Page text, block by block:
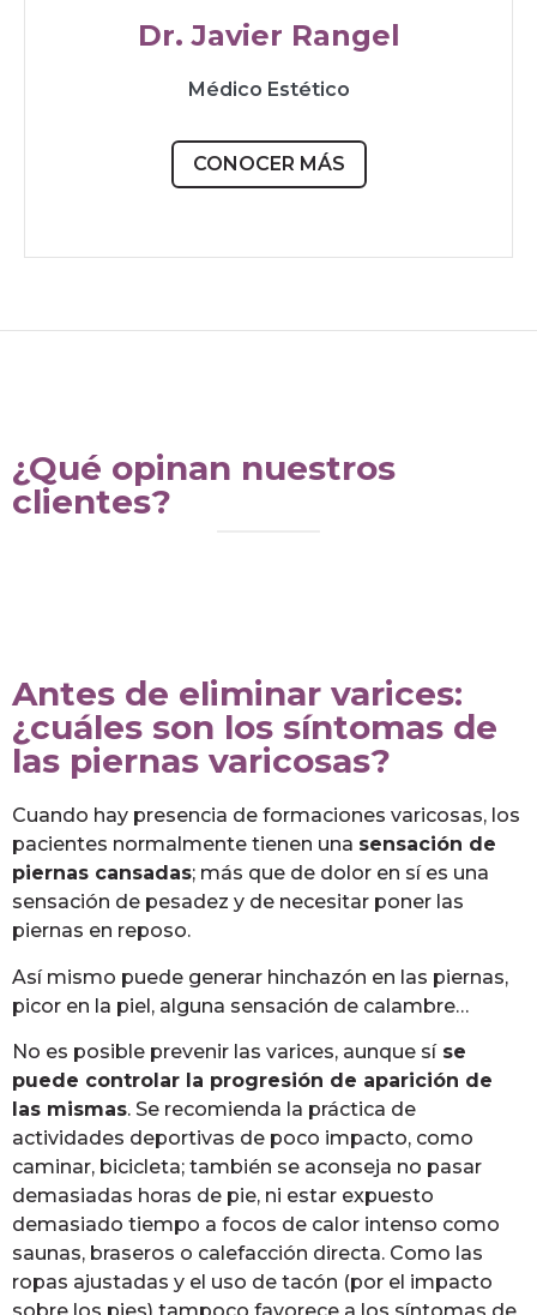
Dr. Javier Rangel
Médico Estético
CONOCER MÁS
¿Qué opinan nuestros
clientes?
Antes de eliminar varices:
¿cuáles son los síntomas de
las piernas varicosas?
Cuando hay presencia de formaciones varicosas, los
pacientes normalmente tienen una sensación de
piernas cansadas; más que de dolor en sí es una
sensación de pesadez y de necesitar poner las
piernas en reposo.
Así mismo puede generar hinchazón en las piernas,
picor en la piel, alguna sensación de calambre…
No es posible prevenir las varices, aunque síse
puede controlar la progresión de aparición de
las mismas. Se recomienda la práctica de
actividades deportivas de poco impacto, como
caminar, bicicleta; también se aconseja no pasar
demasiadas horas de pie, ni estar expuesto
demasiado tiempo a focos de calor intenso como
saunas, braseros o calefacción directa. Como las
ropas ajustadas y el uso de tacón (por el impacto